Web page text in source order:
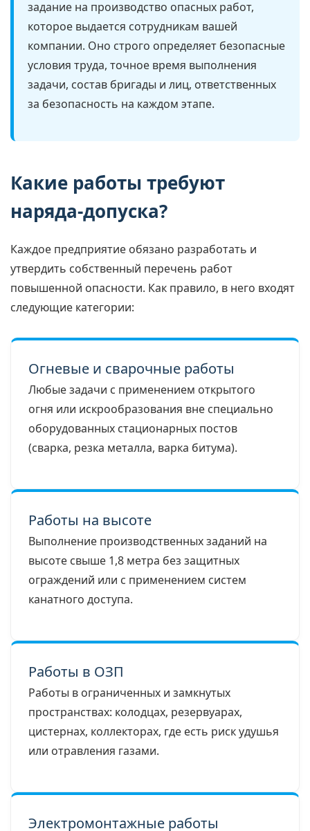
задание на производство опасных работ,
которое выдается сотрудникам вашей
компании. Оно строго определяет безопасные
условия труда, точное время выполнения
задачи, состав бригады и лиц, ответственных
за безопасность на каждом этапе.
Какие работы требуют
наряда-допуска?
Каждое предприятие обязано разработать и
утвердить собственный перечень работ
повышенной опасности. Как правило, в него входят
следующие категории:
Огневые и сварочные работы
Любые задачи с применением открытого
огня или искрообразования вне специально
оборудованных стационарных постов
(сварка, резка металла, варка битума).
Работы на высоте
Выполнение производственных заданий на
высоте свыше 1,8 метра без защитных
ограждений или с применением систем
канатного доступа.
Работы в ОЗП
Работы в ограниченных и замкнутых
пространствах: колодцах, резервуарах,
цистернах, коллекторах, где есть риск удушья
или отравления газами.
Электромонтажные работы